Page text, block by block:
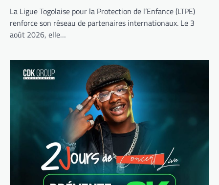
La Ligue Togolaise pour la Protection de l’Enfance (LTPE)
renforce son réseau de partenaires internationaux. Le 3
août 2026, elle…